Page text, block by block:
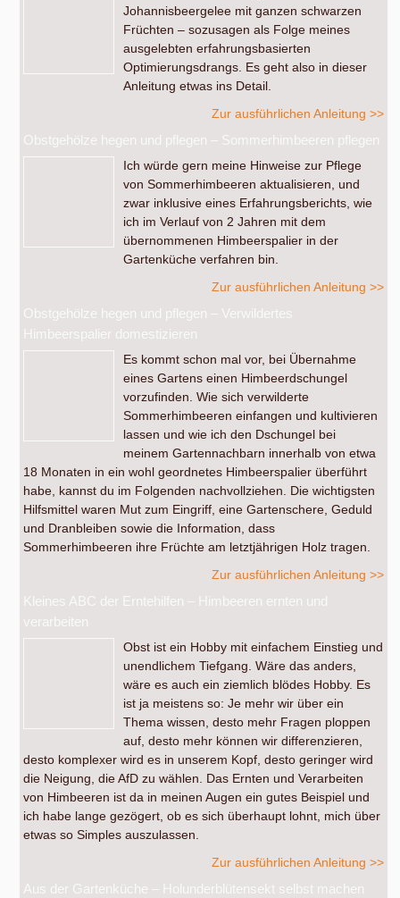
Johannisbeergelee mit ganzen schwarzen
Früchten – sozusagen als Folge meines
ausgelebten erfahrungsbasierten
Optimierungsdrangs. Es geht also in dieser
Anleitung etwas ins Detail.
Zur ausführlichen Anleitung >>
Obstgehölze hegen und pflegen – Sommerhimbeeren pflegen
Ich würde gern meine Hinweise zur Pflege
von Sommerhimbeeren aktualisieren, und
zwar inklusive eines Erfahrungsberichts, wie
ich im Verlauf von 2 Jahren mit dem
übernommenen Himbeerspalier in der
Gartenküche verfahren bin.
Zur ausführlichen Anleitung >>
Obstgehölze hegen und pflegen – Verwildertes
Himbeerspalier domestizieren
Es kommt schon mal vor, bei Übernahme
eines Gartens einen Himbeerdschungel
vorzufinden. Wie sich verwilderte
Sommerhimbeeren einfangen und kultivieren
lassen und wie ich den Dschungel bei
meinem Gartennachbarn innerhalb von etwa
18 Monaten in ein wohl geordnetes Himbeerspalier überführt
habe, kannst du im Folgenden nachvollziehen. Die wichtigsten
Hilfsmittel waren Mut zum Eingriff, eine Gartenschere, Geduld
und Dranbleiben sowie die Information, dass
Sommerhimbeeren ihre Früchte am letztjährigen Holz tragen.
Zur ausführlichen Anleitung >>
Kleines ABC der Erntehilfen – Himbeeren ernten und
verarbeiten
Obst ist ein Hobby mit einfachem Einstieg und
unendlichem Tiefgang. Wäre das anders,
wäre es auch ein ziemlich blödes Hobby. Es
ist ja meistens so: Je mehr wir über ein
Thema wissen, desto mehr Fragen ploppen
auf, desto mehr können wir differenzieren,
desto komplexer wird es in unserem Kopf, desto geringer wird
die Neigung, die AfD zu wählen. Das Ernten und Verarbeiten
von Himbeeren ist da in meinen Augen ein gutes Beispiel und
ich habe lange gezögert, ob es sich überhaupt lohnt, mich über
etwas so Simples auszulassen.
Zur ausführlichen Anleitung >>
Aus der Gartenküche – Holunderblütensekt selbst machen